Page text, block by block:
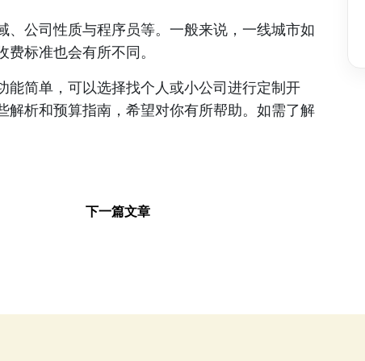
公司性质与程序员等。一般来说，一线城市如
标准也会有所不同。
简单，可以选择找个人或小公司进行定制开
析和预算指南，希望对你有所帮助。如需了解
下一篇文章